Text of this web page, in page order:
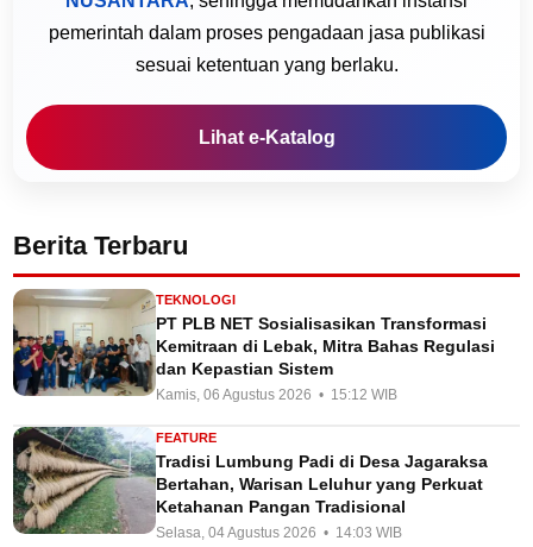
pemerintah dalam proses pengadaan jasa publikasi
sesuai ketentuan yang berlaku.
Lihat e-Katalog
Berita Terbaru
TEKNOLOGI
PT PLB NET Sosialisasikan Transformasi
Kemitraan di Lebak, Mitra Bahas Regulasi
dan Kepastian Sistem
Kamis, 06 Agustus 2026 • 15:12 WIB
FEATURE
Tradisi Lumbung Padi di Desa Jagaraksa
Bertahan, Warisan Leluhur yang Perkuat
Ketahanan Pangan Tradisional
Selasa, 04 Agustus 2026 • 14:03 WIB